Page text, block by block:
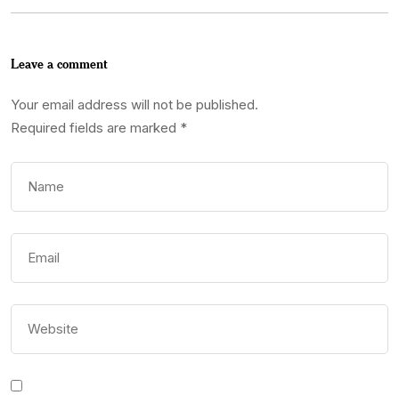
Leave a comment
Your email address will not be published.
Required fields are marked *